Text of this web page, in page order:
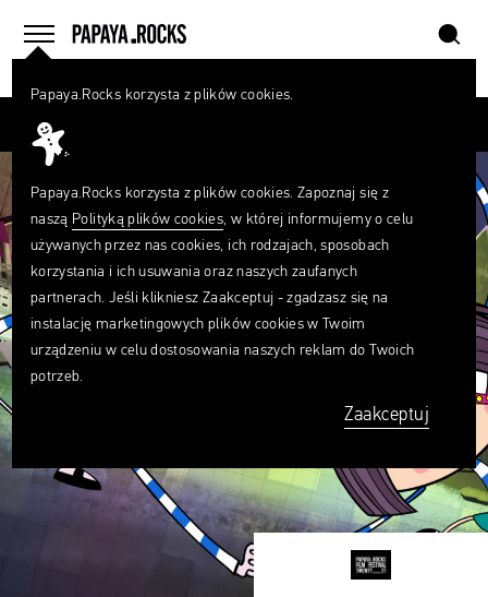
menu
home szukaj
Papaya.Rocks korzysta z plików cookies.
Papaya.Rocks korzysta z plików cookies. Zapoznaj się z
naszą Polityką plików cookies, w której informujemy o celu
używanych przez nas cookies, ich rodzajach, sposobach
korzystania i ich usuwania oraz naszych zaufanych
partnerach. Jeśli klikniesz Zaakceptuj - zgadzasz się na
instalację marketingowych plików cookies w Twoim
urządzeniu w celu dostosowania naszych reklam do Twoich
potrzeb.
Zaakceptuj
Czego
szukasz?